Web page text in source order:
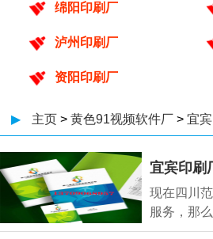
绵阳印刷厂
泸州印刷厂
资阳印刷厂
▶ 主页 > 黄色91视频软件厂 > 宜
宜宾印刷
现在四川
服务，
呢，宜宾